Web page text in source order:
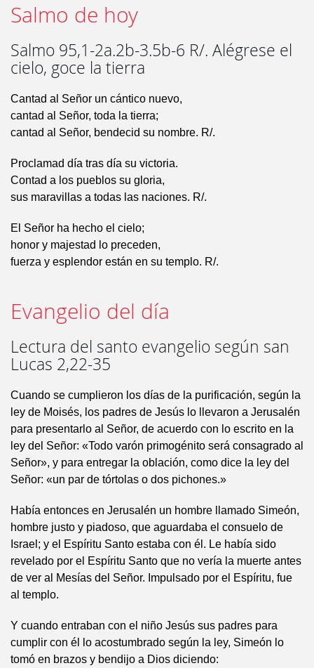
Salmo de hoy
Salmo 95,1-2a.2b-3.5b-6 R/. Alégrese el
cielo, goce la tierra
Cantad al Señor un cántico nuevo,
cantad al Señor, toda la tierra;
cantad al Señor, bendecid su nombre. R/.
Proclamad día tras día su victoria.
Contad a los pueblos su gloria,
sus maravillas a todas las naciones. R/.
El Señor ha hecho el cielo;
honor y majestad lo preceden,
fuerza y esplendor están en su templo. R/.
Evangelio del día
Lectura del santo evangelio según san
Lucas 2,22-35
Cuando se cumplieron los días de la purificación, según la
ley de Moisés, los padres de Jesús lo llevaron a Jerusalén
para presentarlo al Señor, de acuerdo con lo escrito en la
ley del Señor: «Todo varón primogénito será consagrado al
Señor», y para entregar la oblación, como dice la ley del
Señor: «un par de tórtolas o dos pichones.»
Había entonces en Jerusalén un hombre llamado Simeón,
hombre justo y piadoso, que aguardaba el consuelo de
Israel; y el Espíritu Santo estaba con él. Le había sido
revelado por el Espíritu Santo que no vería la muerte antes
de ver al Mesías del Señor. Impulsado por el Espíritu, fue
al templo.
Y cuando entraban con el niño Jesús sus padres para
cumplir con él lo acostumbrado según la ley, Simeón lo
tomó en brazos y bendijo a Dios diciendo: